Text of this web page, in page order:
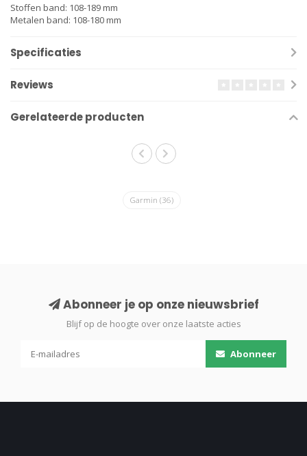
Stoffen band: 108-189 mm
Metalen band: 108-180 mm
Specificaties
Reviews
Gerelateerde producten
Garmin (36)
Abonneer je op onze nieuwsbrief
Blijf op de hoogte over onze laatste acties
Abonneer